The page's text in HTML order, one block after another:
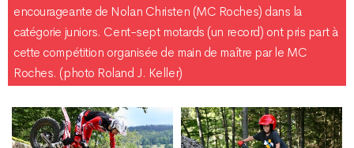
encourageante de Nolan Christen (MC Roches) dans la
catégorie juniors. Cent-sept motards (un record) ont pris part à
cette compétition organisée de main de maître par le MC
Roches. (photo Roland J. Keller)